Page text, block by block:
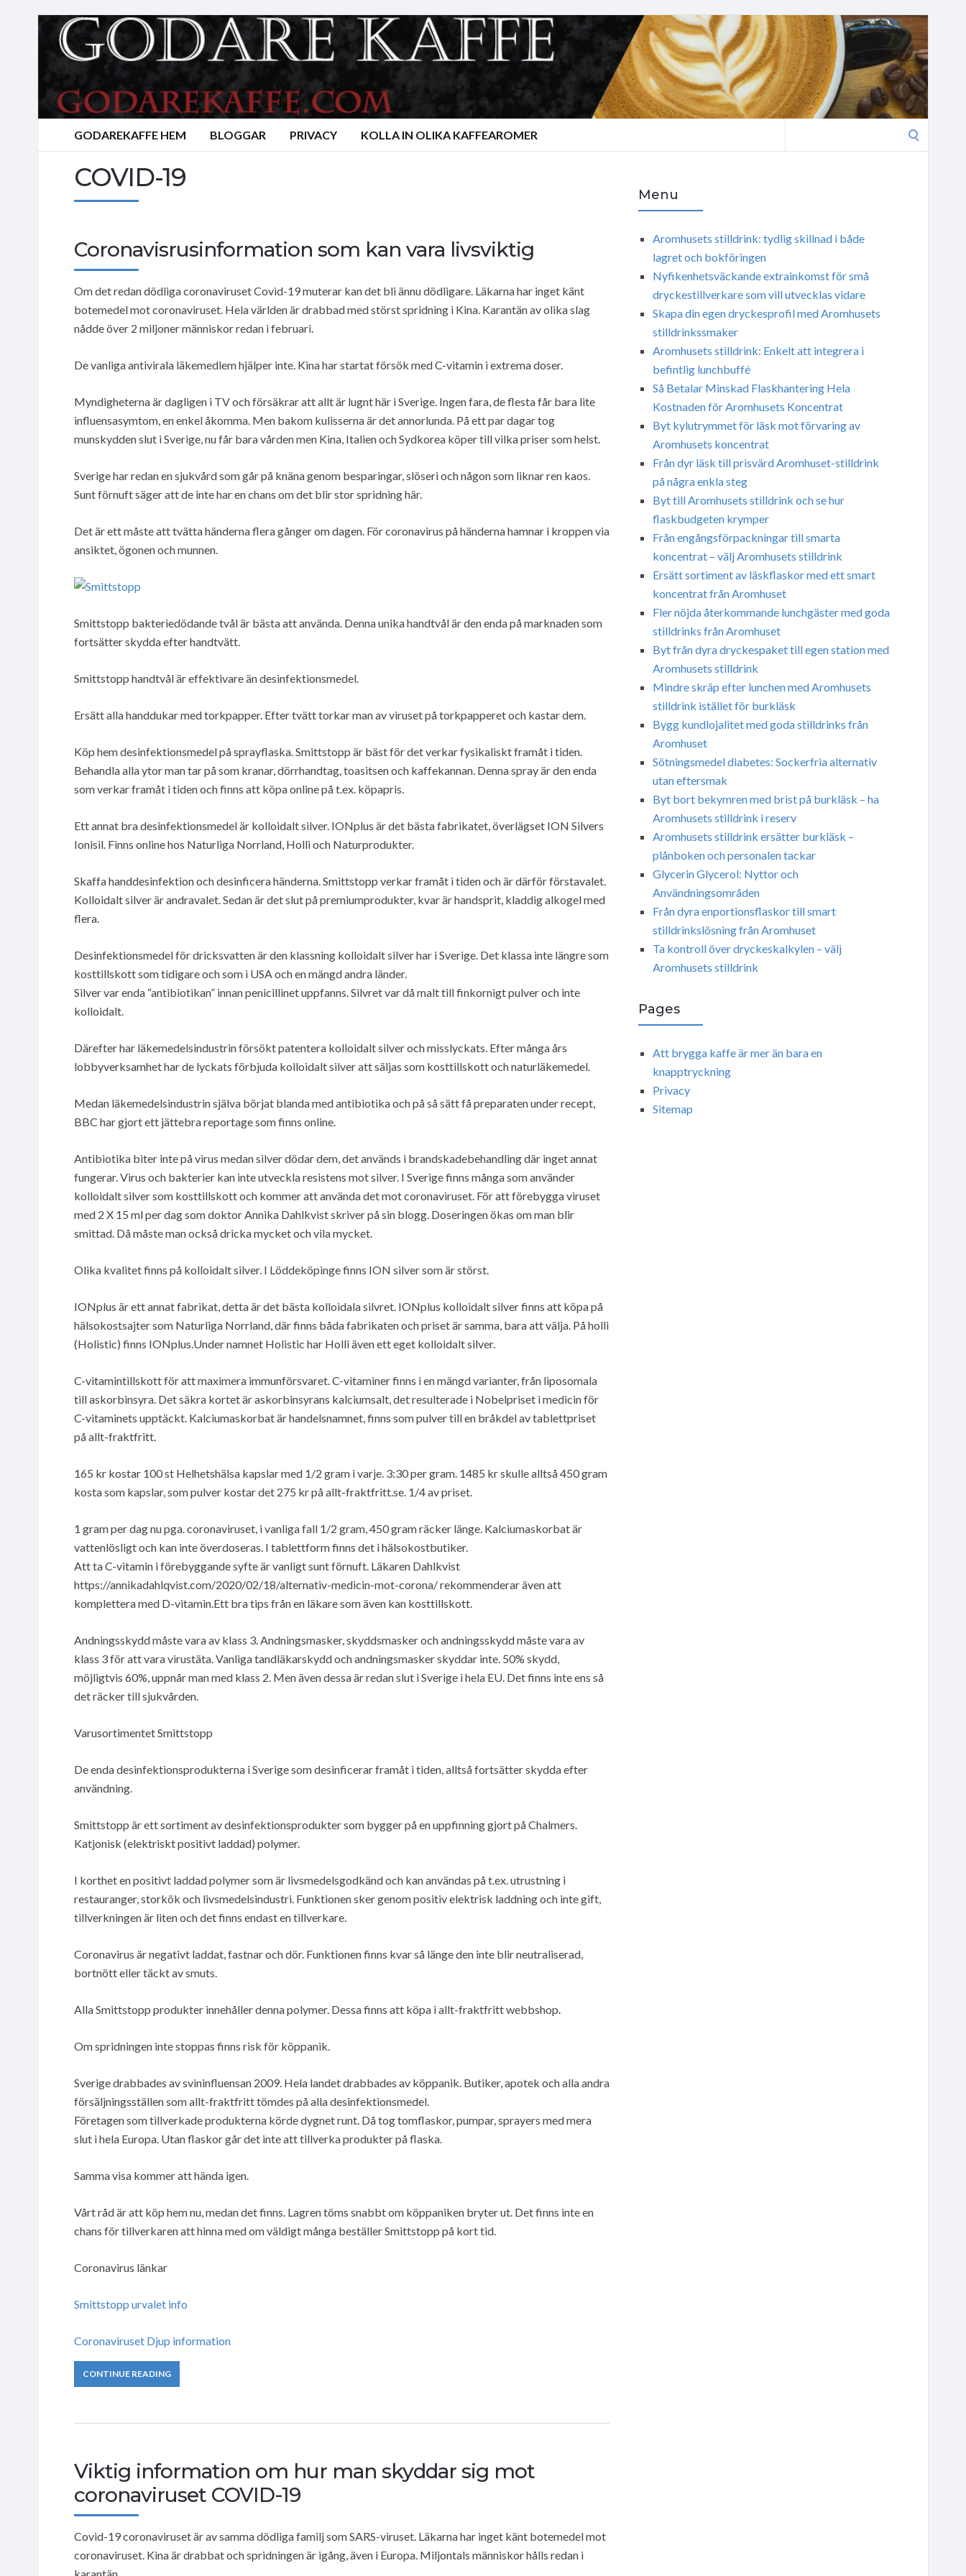
GODAREKAFFE HEM BLOGGAR PRIVACY KOLLA IN OLIKA KAFFEAROMER
COVID-19
Coronavisrusinformation som kan vara livsviktig
Om det redan dödliga coronaviruset Covid-19 muterar kan det bli ännu dödligare. Läkarna har inget känt
botemedel mot coronaviruset. Hela världen är drabbad med störst spridning i Kina. Karantän av olika slag
nådde över 2 miljoner människor redan i februari.
De vanliga antivirala läkemedlem hjälper inte. Kina har startat försök med C-vitamin i extrema doser.
Myndigheterna är dagligen i TV och försäkrar att allt är lugnt här i Sverige. Ingen fara, de flesta får bara lite
influensasymtom, en enkel åkomma. Men bakom kulisserna är det annorlunda. På ett par dagar tog
munskydden slut i Sverige, nu får bara vården men Kina, Italien och Sydkorea köper till vilka priser som helst.
Sverige har redan en sjukvård som går på knäna genom besparingar, slöseri och någon som liknar ren kaos.
Sunt förnuft säger att de inte har en chans om det blir stor spridning här.
Det är ett måste att tvätta händerna flera gånger om dagen. För coronavirus på händerna hamnar i kroppen via
ansiktet, ögonen och munnen.
Smittstopp bakteriedödande tvål är bästa att använda. Denna unika handtvål är den enda på marknaden som
fortsätter skydda efter handtvätt.
Smittstopp handtvål är effektivare än desinfektionsmedel.
Ersätt alla handdukar med torkpapper. Efter tvätt torkar man av viruset på torkpapperet och kastar dem.
Köp hem desinfektionsmedel på sprayflaska. Smittstopp är bäst för det verkar fysikaliskt framåt i tiden.
Behandla alla ytor man tar på som kranar, dörrhandtag, toasitsen och kaffekannan. Denna spray är den enda
som verkar framåt i tiden och finns att köpa online på t.ex. köpapris.
Ett annat bra desinfektionsmedel är kolloidalt silver. IONplus är det bästa fabrikatet, överlägset ION Silvers
Ionisil. Finns online hos Naturliga Norrland, Holli och Naturprodukter.
Skaffa handdesinfektion och desinficera händerna. Smittstopp verkar framåt i tiden och är därför förstavalet.
Kolloidalt silver är andravalet. Sedan är det slut på premiumprodukter, kvar är handsprit, kladdig alkogel med
flera.
Desinfektionsmedel för dricksvatten är den klassning kolloidalt silver har i Sverige. Det klassa inte längre som
kosttillskott som tidigare och som i USA och en mängd andra länder.
Silver var enda “antibiotikan” innan penicillinet uppfanns. Silvret var då malt till finkornigt pulver och inte
kolloidalt.
Därefter har läkemedelsindustrin försökt patentera kolloidalt silver och misslyckats. Efter många års
lobbyverksamhet har de lyckats förbjuda kolloidalt silver att säljas som kosttillskott och naturläkemedel.
Medan läkemedelsindustrin själva börjat blanda med antibiotika och på så sätt få preparaten under recept,
BBC har gjort ett jättebra reportage som finns online.
Antibiotika biter inte på virus medan silver dödar dem, det används i brandskadebehandling där inget annat
fungerar. Virus och bakterier kan inte utveckla resistens mot silver. I Sverige finns många som använder
kolloidalt silver som kosttillskott och kommer att använda det mot coronaviruset. För att förebygga viruset
med 2 X 15 ml per dag som doktor Annika Dahlkvist skriver på sin blogg. Doseringen ökas om man blir
smittad. Då måste man också dricka mycket och vila mycket.
Olika kvalitet finns på kolloidalt silver. I Löddeköpinge finns ION silver som är störst.
IONplus är ett annat fabrikat, detta är det bästa kolloidala silvret. IONplus kolloidalt silver finns att köpa på
hälsokostsajter som Naturliga Norrland, där finns båda fabrikaten och priset är samma, bara att välja. På holli
(Holistic) finns IONplus.Under namnet Holistic har Holli även ett eget kolloidalt silver.
C-vitamintillskott för att maximera immunförsvaret. C-vitaminer finns i en mängd varianter, från liposomala
till askorbinsyra. Det säkra kortet är askorbinsyrans kalciumsalt, det resulterade i Nobelpriset i medicin för
C-vitaminets upptäckt. Kalciumaskorbat är handelsnamnet, finns som pulver till en bråkdel av tablettpriset
på allt-fraktfritt.
165 kr kostar 100 st Helhetshälsa kapslar med 1/2 gram i varje. 3:30 per gram. 1485 kr skulle alltså 450 gram
kosta som kapslar, som pulver kostar det 275 kr på allt-fraktfritt.se. 1/4 av priset.
1 gram per dag nu pga. coronaviruset, i vanliga fall 1/2 gram, 450 gram räcker länge. Kalciumaskorbat är
vattenlösligt och kan inte överdoseras. I tablettform finns det i hälsokostbutiker.
Att ta C-vitamin i förebyggande syfte är vanligt sunt förnuft. Läkaren Dahlkvist
https://annikadahlqvist.com/2020/02/18/alternativ-medicin-mot-corona/ rekommenderar även att
komplettera med D-vitamin.Ett bra tips från en läkare som även kan kosttillskott.
Andningsskydd måste vara av klass 3. Andningsmasker, skyddsmasker och andningsskydd måste vara av
klass 3 för att vara virustäta. Vanliga tandläkarskydd och andningsmasker skyddar inte. 50% skydd,
möjligtvis 60%, uppnår man med klass 2. Men även dessa är redan slut i Sverige i hela EU. Det finns inte ens så
det räcker till sjukvården.
Varusortimentet Smittstopp
De enda desinfektionsprodukterna i Sverige som desinficerar framåt i tiden, alltså fortsätter skydda efter
användning.
Smittstopp är ett sortiment av desinfektionsprodukter som bygger på en uppfinning gjort på Chalmers.
Katjonisk (elektriskt positivt laddad) polymer.
I korthet en positivt laddad polymer som är livsmedelsgodkänd och kan användas på t.ex. utrustning i
restauranger, storkök och livsmedelsindustri. Funktionen sker genom positiv elektrisk laddning och inte gift,
tillverkningen är liten och det finns endast en tillverkare.
Coronavirus är negativt laddat, fastnar och dör. Funktionen finns kvar så länge den inte blir neutraliserad,
bortnött eller täckt av smuts.
Alla Smittstopp produkter innehåller denna polymer. Dessa finns att köpa i allt-fraktfritt webbshop.
Om spridningen inte stoppas finns risk för köppanik.
Sverige drabbades av svininfluensan 2009. Hela landet drabbades av köppanik. Butiker, apotek och alla andra
försäljningsställen som allt-fraktfritt tömdes på alla desinfektionsmedel.
Företagen som tillverkade produkterna körde dygnet runt. Då tog tomflaskor, pumpar, sprayers med mera
slut i hela Europa. Utan flaskor går det inte att tillverka produkter på flaska.
Samma visa kommer att hända igen.
Vårt råd är att köp hem nu, medan det finns. Lagren töms snabbt om köppaniken bryter ut. Det finns inte en
chans för tillverkaren att hinna med om väldigt många beställer Smittstopp på kort tid.
Coronavirus länkar
Smittstopp urvalet info
Coronaviruset Djup information
CONTINUE READING
Viktig information om hur man skyddar sig mot
coronaviruset COVID-19
Covid-19 coronaviruset är av samma dödliga familj som SARS-viruset. Läkarna har inget känt botemedel mot
coronaviruset. Kina är drabbat och spridningen är igång, även i Europa. Miljontals människor hålls redan i
Menu
Aromhusets stilldrink: tydlig skillnad i både
lagret och bokföringen
Nyfikenhetsväckande extrainkomst för små
dryckestillverkare som vill utvecklas vidare
Skapa din egen dryckesprofil med Aromhusets
stilldrinkssmaker
Aromhusets stilldrink: Enkelt att integrera i
befintlig lunchbuffé
Så Betalar Minskad Flaskhantering Hela
Kostnaden för Aromhusets Koncentrat
Byt kylutrymmet för läsk mot förvaring av
Aromhusets koncentrat
Från dyr läsk till prisvärd Aromhuset-stilldrink
på några enkla steg
Byt till Aromhusets stilldrink och se hur
flaskbudgeten krymper
Från engångsförpackningar till smarta
koncentrat – välj Aromhusets stilldrink
Ersätt sortiment av läskflaskor med ett smart
koncentrat från Aromhuset
Fler nöjda återkommande lunchgäster med goda
stilldrinks från Aromhuset
Byt från dyra dryckespaket till egen station med
Aromhusets stilldrink
Mindre skräp efter lunchen med Aromhusets
stilldrink istället för burkläsk
Bygg kundlojalitet med goda stilldrinks från
Aromhuset
Sötningsmedel diabetes: Sockerfria alternativ
utan eftersmak
Byt bort bekymren med brist på burkläsk – ha
Aromhusets stilldrink i reserv
Aromhusets stilldrink ersätter burkläsk –
plånboken och personalen tackar
Glycerin Glycerol: Nyttor och
Användningsområden
Från dyra enportionsflaskor till smart
stilldrinkslösning från Aromhuset
Ta kontroll över dryckeskalkylen – välj
Aromhusets stilldrink
Pages
Att brygga kaffe är mer än bara en
knapptryckning
Privacy
Sitemap